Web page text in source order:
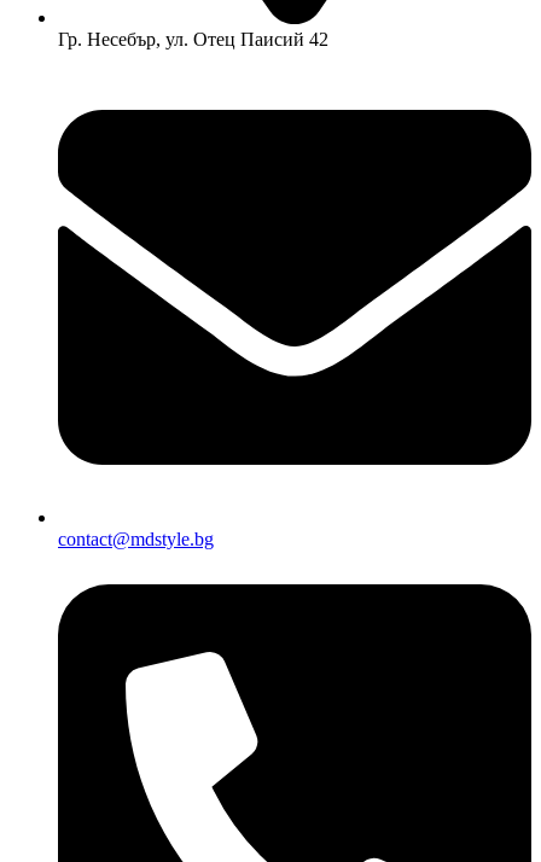
Гр. Несебър, ул. Отец Паисий 42
contact@mdstyle.bg